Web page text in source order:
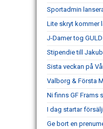
Sportadmin
Lite skryt kommer
J-Damer tog
Stipendie till
Sista veckan på
Valborg & Första
Ni finns GF Frams
I dag startar
Ge bort en